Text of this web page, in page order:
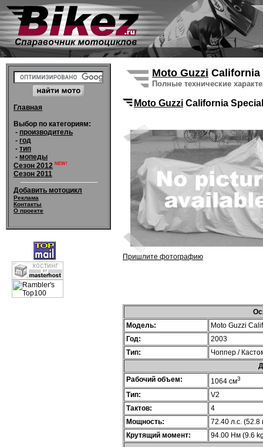
Главная
Выбор по категориям:
- производитель
- год
- тип
- мопеды
Сезон 2012 NEW!
Сезон 2011
Добавить мотоцикл
Реклама
Контакты
О проекте
Moto Guzzi
Полные технические
Moto Guzzi California
Пришлите фотографию
Модель:
Moto Guzzi
Год:
2003
Тип:
Чоппер /
Рабочий объем:
1064 см3
Тип:
V2
Тактов:
4
Мощность:
72.40 л.с. (52.8
Крутящий момент:
94.00 Нм (9.6